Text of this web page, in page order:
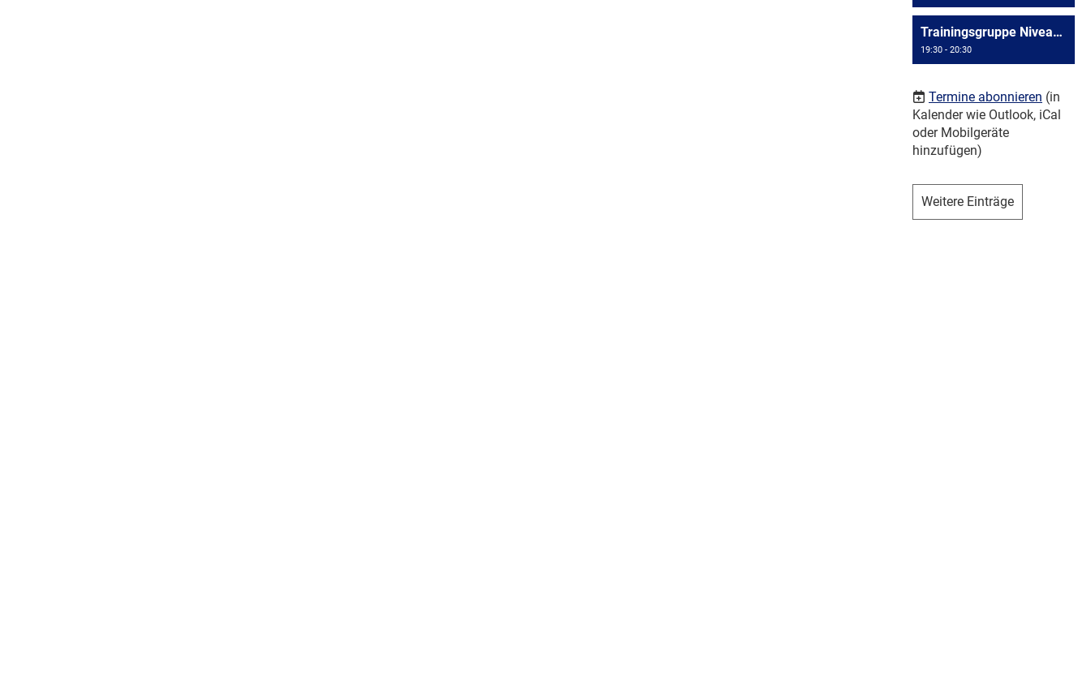
Trainingsgruppe Niveau >= D4
19:30 - 20:30
Termine abonnieren (in
Kalender wie Outlook, iCal
oder Mobilgeräte
hinzufügen)
Weitere Einträge